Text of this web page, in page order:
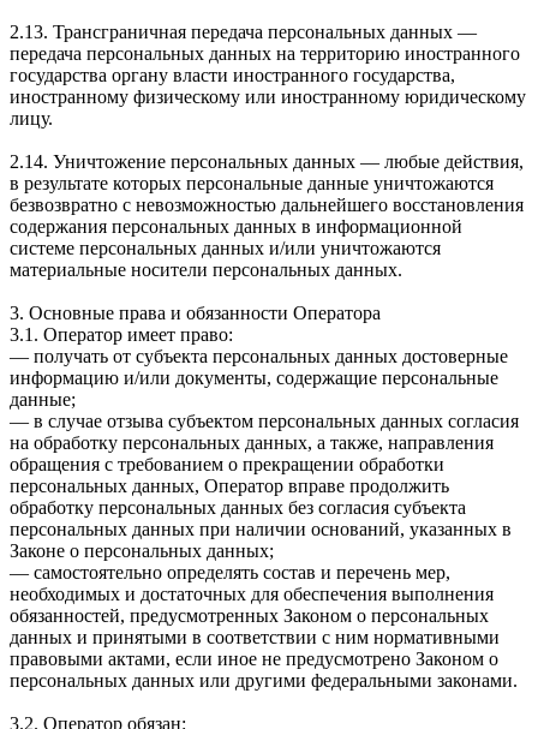
2.13. Трансграничная передача персональных данных —
передача персональных данных на территорию иностранного
государства органу власти иностранного государства,
иностранному физическому или иностранному юридическому
лицу.
2.14. Уничтожение персональных данных — любые действия,
в результате которых персональные данные уничтожаются
безвозвратно с невозможностью дальнейшего восстановления
содержания персональных данных в информационной
системе персональных данных и/или уничтожаются
материальные носители персональных данных.
3. Основные права и обязанности Оператора
3.1. Оператор имеет право:
— получать от субъекта персональных данных достоверные
информацию и/или документы, содержащие персональные
данные;
— в случае отзыва субъектом персональных данных согласия
на обработку персональных данных, а также, направления
обращения с требованием о прекращении обработки
персональных данных, Оператор вправе продолжить
обработку персональных данных без согласия субъекта
персональных данных при наличии оснований, указанных в
Законе о персональных данных;
— самостоятельно определять состав и перечень мер,
необходимых и достаточных для обеспечения выполнения
обязанностей, предусмотренных Законом о персональных
данных и принятыми в соответствии с ним нормативными
правовыми актами, если иное не предусмотрено Законом о
персональных данных или другими федеральными законами.
3.2. Оператор обязан: